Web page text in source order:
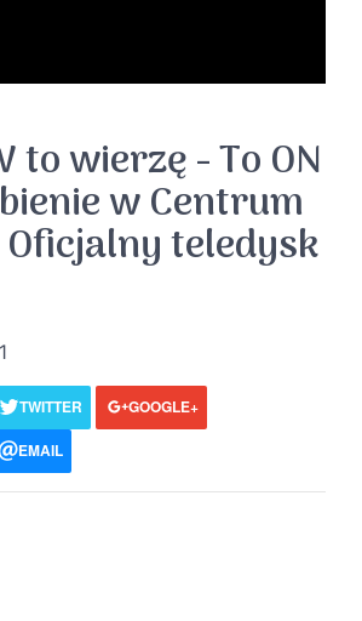
to wierzę - To ON
w Centrum
teledysk
TWITTER
GOOGLE+
EMAIL